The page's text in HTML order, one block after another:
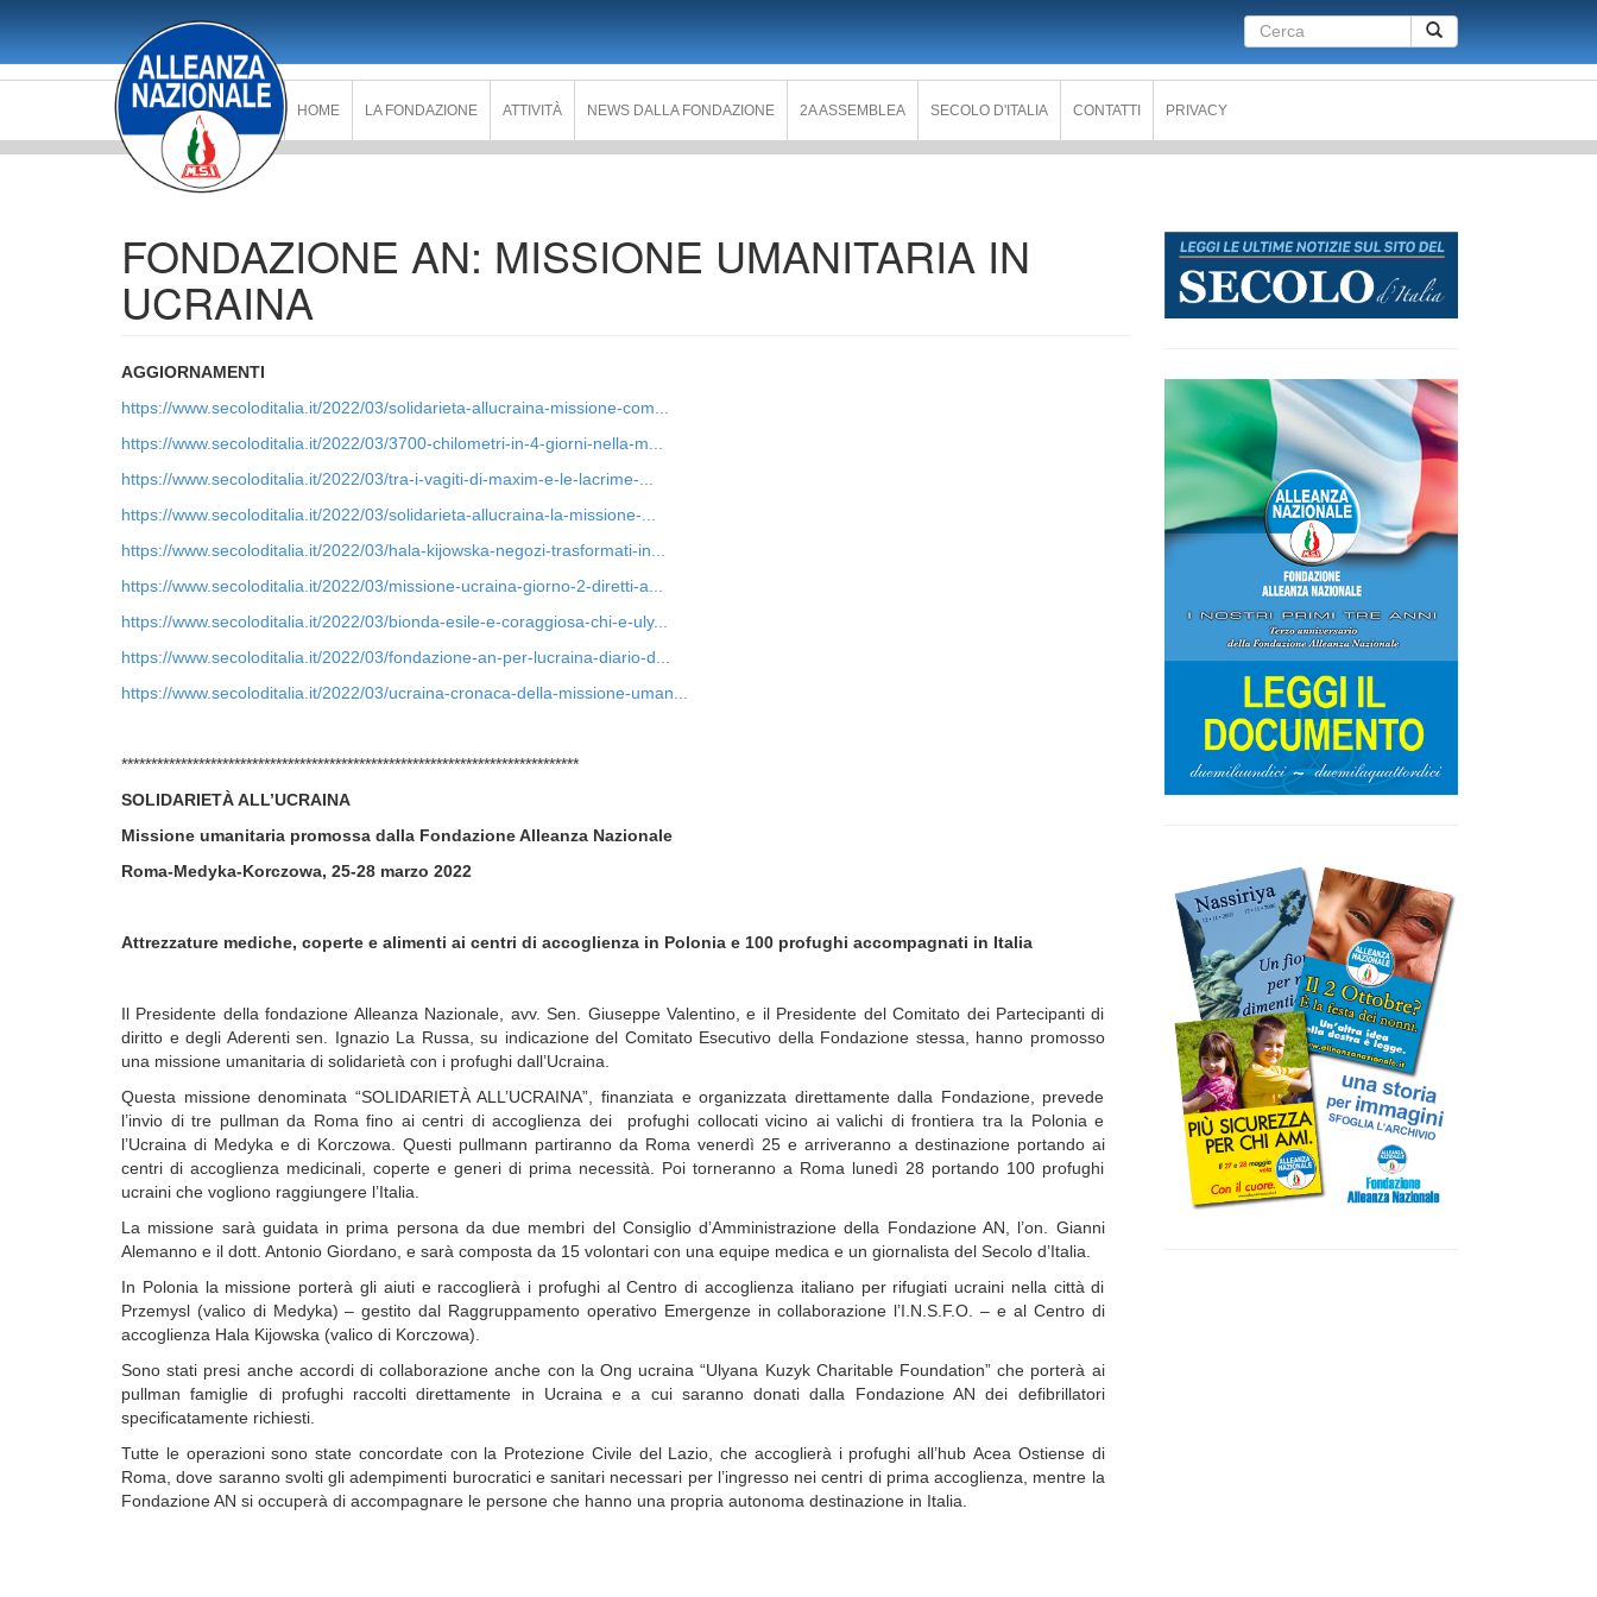
contenuto
principale
HOME LA FONDAZIONE ATTIVITÀ NEWS DALLA FONDAZIONE 2A ASSEMBLEA SECOLO D'ITALIA CONTATTI PRIVACY
Form
di
FONDAZIONE AN: MISSIONE UMANITARIA IN
UCRAINA
AGGIORNAMENTI
https://www.secoloditalia.it/2022/03/solidarieta-allucraina-missione-com...
https://www.secoloditalia.it/2022/03/3700-chilometri-in-4-giorni-nella-m...
https://www.secoloditalia.it/2022/03/tra-i-vagiti-di-maxim-e-le-lacrime-...
https://www.secoloditalia.it/2022/03/solidarieta-allucraina-la-missione-...
https://www.secoloditalia.it/2022/03/hala-kijowska-negozi-trasformati-in...
https://www.secoloditalia.it/2022/03/missione-ucraina-giorno-2-diretti-a...
https://www.secoloditalia.it/2022/03/bionda-esile-e-coraggiosa-chi-e-uly...
https://www.secoloditalia.it/2022/03/fondazione-an-per-lucraina-diario-d...
https://www.secoloditalia.it/2022/03/ucraina-cronaca-della-missione-uman...
*****************************************************************************
SOLIDARIETÀ ALL’UCRAINA
Missione umanitaria promossa dalla Fondazione Alleanza Nazionale
Roma-Medyka-Korczowa, 25-28 marzo 2022
Attrezzature mediche, coperte e alimenti ai centri di accoglienza in Polonia e 100 profughi accompagnati in Italia
Il Presidente della fondazione Alleanza Nazionale, avv. Sen. Giuseppe Valentino, e il Presidente del Comitato dei Partecipanti di
diritto e degli Aderenti sen. Ignazio La Russa, su indicazione del Comitato Esecutivo della Fondazione stessa, hanno promosso
una missione umanitaria di solidarietà con i profughi dall’Ucraina.
Questa missione denominata “SOLIDARIETÀ ALL’UCRAINA”, finanziata e organizzata direttamente dalla Fondazione, prevede
l’invio di tre pullman da Roma fino ai centri di accoglienza dei profughi collocati vicino ai valichi di frontiera tra la Polonia e
l’Ucraina di Medyka e di Korczowa. Questi pullmann partiranno da Roma venerdì 25 e arriveranno a destinazione portando ai
centri di accoglienza medicinali, coperte e generi di prima necessità. Poi torneranno a Roma lunedì 28 portando 100 profughi
ucraini che vogliono raggiungere l’Italia.
La missione sarà guidata in prima persona da due membri del Consiglio d’Amministrazione della Fondazione AN, l’on. Gianni
Alemanno e il dott. Antonio Giordano, e sarà composta da 15 volontari con una equipe medica e un giornalista del Secolo d’Italia.
In Polonia la missione porterà gli aiuti e raccoglierà i profughi al Centro di accoglienza italiano per rifugiati ucraini nella città di
Przemysl (valico di Medyka) – gestito dal Raggruppamento operativo Emergenze in collaborazione l’I.N.S.F.O. – e al Centro di
accoglienza Hala Kijowska (valico di Korczowa).
Sono stati presi anche accordi di collaborazione anche con la Ong ucraina “Ulyana Kuzyk Charitable Foundation” che porterà ai
pullman famiglie di profughi raccolti direttamente in Ucraina e a cui saranno donati dalla Fondazione AN dei defibrillatori
specificatamente richiesti.
Tutte le operazioni sono state concordate con la Protezione Civile del Lazio, che accoglierà i profughi all’hub Acea Ostiense di
Roma, dove saranno svolti gli adempimenti burocratici e sanitari necessari per l’ingresso nei centri di prima accoglienza, mentre la
Fondazione AN si occuperà di accompagnare le persone che hanno una propria autonoma destinazione in Italia.